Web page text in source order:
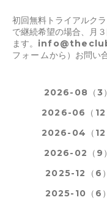
初回無料トライアルク
で継続希望の場合、月
ます。
フォームから）お問い
2026-08（3）
2026-06（12
2026-04（12
2026-02（9）
2025-12（6）
2025-10（6）